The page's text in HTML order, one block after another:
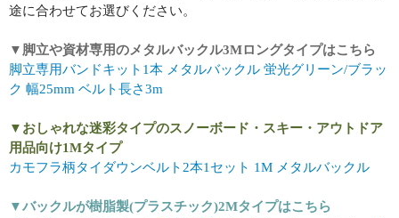
途に合わせてお選びください。
▼脚立や資材専用のメタルバックル3Mロングタイプはこちら
脚立専用バンドキット1本 メタルバックル 蛍光グリーン/ブラッ
ク 幅25mm ベルト長さ3m
▼おしゃれな迷彩タイプのスノーボード・スキー・アウトドア
用品向け1Mタイプ
カモフラ柄タイダウンベルト2本1セット 1M メタルバックル
▼バックルが樹脂製(プラスチック)2Mタイプはこちら